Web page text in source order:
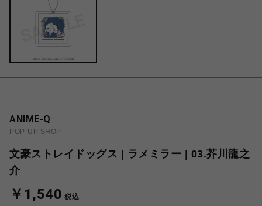
ANIME-Q
POP-UP SHOP
文豪ストレイドッグス | ラメミラー | 03.芥川龍之
介
￥1,540 税込